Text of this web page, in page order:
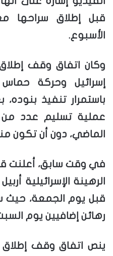
قبل إطلاق سراحها
الأسبوع.
وكان اتفاق وقف إطلاق
إسرائيل وحركة
باستمرار تنفيذ
عملية تسليم عدد من
الماضي، دون أن تكون
في وقت سابق، أعلنت
الرهينة الإسرائيلية
رهائن إضافيين يوم
ينص اتفاق وقف إطلاق